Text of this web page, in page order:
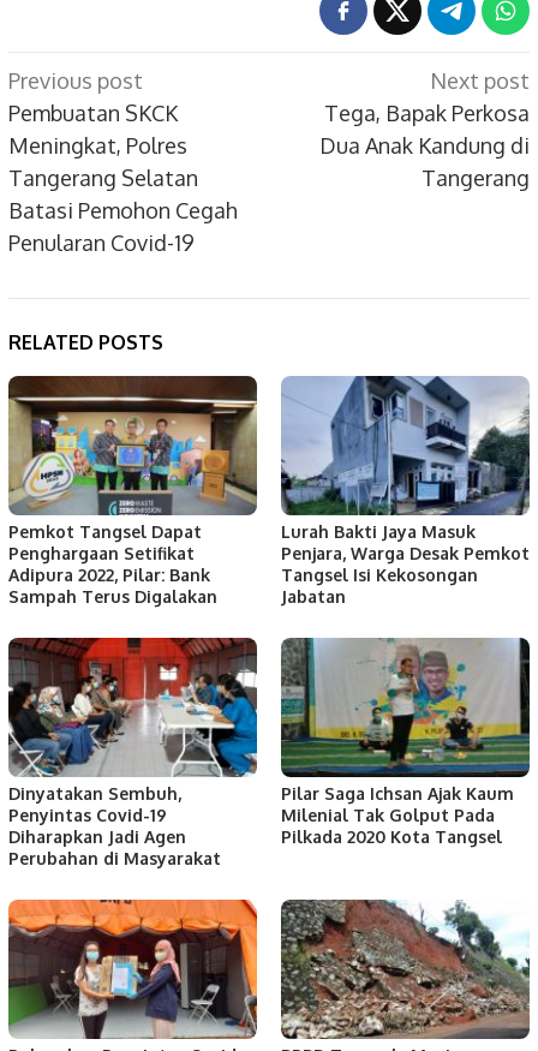
Post
navigation
Previous post
Pembuatan SKCK
Meningkat, Polres
Tangerang Selatan
Batasi Pemohon Cegah
Penularan Covid-19
Next post
Tega, Bapak Perkosa
Dua Anak Kandung di
Tangerang
RELATED POSTS
Pemkot Tangsel Dapat
Penghargaan Setifikat
Adipura 2022, Pilar: Bank
Sampah Terus Digalakan
Lurah Bakti Jaya Masuk
Penjara, Warga Desak Pemkot
Tangsel Isi Kekosongan
Jabatan
Dinyatakan Sembuh,
Penyintas Covid-19
Diharapkan Jadi Agen
Perubahan di Masyarakat
Pilar Saga Ichsan Ajak Kaum
Milenial Tak Golput Pada
Pilkada 2020 Kota Tangsel